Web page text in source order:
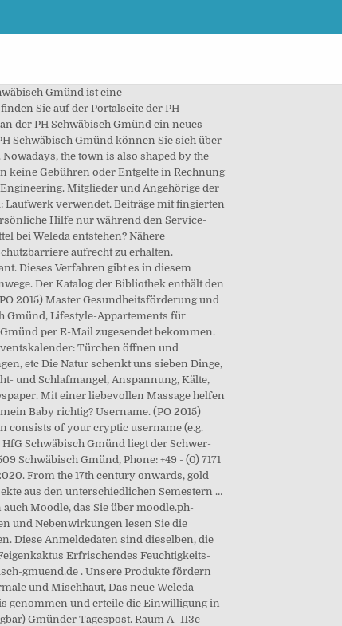
den Wald-Duft einatmen, und das Grün auf sich wirken zu lassen, das kann eine heilsame Wirkung auf uns Menschen haben. zurückgeben möchten. Das Wetter in Schwäbisch Gmünd - Wettervorhersage für 14 Tage. Your session has expired. Studium im Bildungs- und Gesundheitsbereich Die Pädagogische Hochschule Schwäbisch Gmünd bietet ein breites Angebot von Studiengängen aus dem Bildungs- und Gesundheitsbereich an, die sich durch eine persönliche Atmosphäre und gute Studienbedingungen auszeichnen. Nachstehend die wichtigsten Erklärungen für LSF. Das Studierendenwerk Ulm betreibt 12 Wohnanlagen mit 1.973 Wohnplätzen in Ulm, Biberach und Schwäbisch Gmünd. Dazu gehören: Akute katarrhalische Entzündungen der Luftwege; zur Förderung des Abhustens von zähem Schleim und zur Linderung des Hustenreizes. PH Account Your PH Account is the entrance key to all important services. LSF-Anmeldeverfahren an der PH Schwäbisch Gmünd - wie funktioniert das und was muss ich beachten? Durch die Nutzung unserer Website stimmen Sie unserer Verwendung von Cookies in Übereinstimmung mit unserer Cookie-Richtlinie zu. Tex-Mex Restaurant. Marktplatz 1 73525 Schwäbisch Gmünd Telefon: +49 7171 603-0 Telefax: +49 7171 603-1019 stadtverwaltung@schwaebisch-gmuend.de Enthält Sucrose (Zucker) - Packungsbeilage beachten. Studiengänge zu Lehramt Grundschule, Sekundarstufe I und berufliche Schulen, Bachelor-, Master-, Erweiterungs- und berufsbegleitende Studiengänge in den Bereichen Bildung, Gesundheit, Interkulturalität, Zertifikatsstudium, Graduate School Ostwürttemberg Wir freuen uns